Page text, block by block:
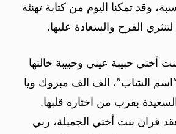
وقد تمكنا اليوم من كتابة تهنئة
الفرح والسعادة عليها.
أختي حبيبة عيني وحبيبة خالتها
الشاب”، الف الف مبروك ويا
بقرب من اختاره قلبها.
قران بنت أختي الجميلة، ربي